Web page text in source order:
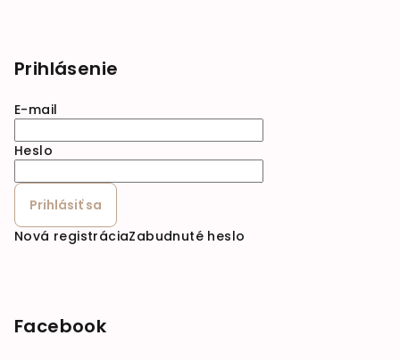
Prihlásenie
E-mail
Heslo
Prihlásiť sa
Nová registráciaZabudnuté heslo
Facebook